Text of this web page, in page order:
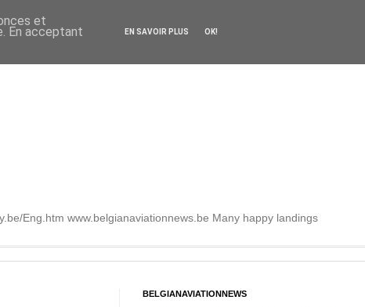
Eng.htm www.belgianaviationnews.be Many happy landings
BELGIANAVIATIONNEWS
et
En acceptant EN SAVOIR PLUS OK!